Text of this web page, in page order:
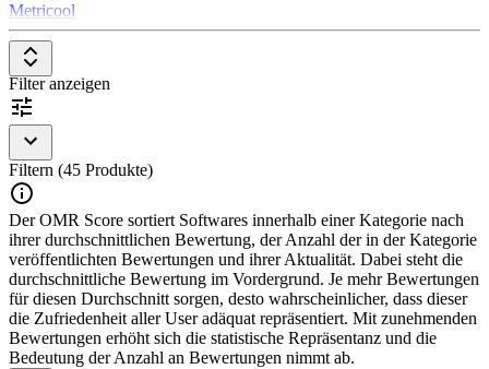
Metricool
Filter anzeigen
Filtern (45 Produkte)
Der OMR Score sortiert Softwares innerhalb einer Kategorie nach
ihrer durchschnittlichen Bewertung, der Anzahl der in der Kategorie
veröffentlichten Bewertungen und ihrer Aktualität. Dabei steht die
durchschnittliche Bewertung im Vordergrund. Je mehr Bewertungen
für diesen Durchschnitt sorgen, desto wahrscheinlicher, dass dieser
die Zufriedenheit aller User adäquat repräsentiert. Mit zunehmenden
Bewertungen erhöht sich die statistische Repräsentanz und die
Bedeutung der Anzahl an Bewertungen nimmt ab.